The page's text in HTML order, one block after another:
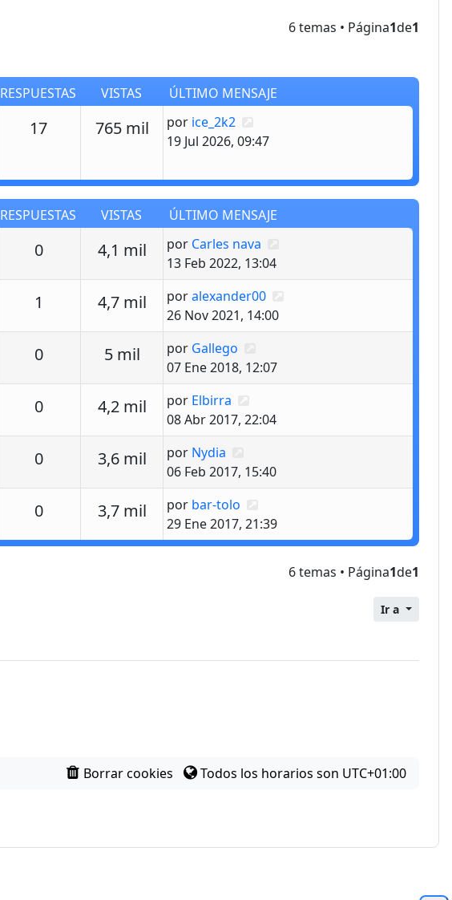
6 temas • Página1de1
RESPUESTAS VISTAS
ÚLTIMO MENSAJE
17Respuestas
765 milVistasÚltimo mensaje
por ice_2k2
19 Jul 2026, 09:47
RESPUESTAS VISTAS
ÚLTIMO MENSAJE
0Respuestas
4,1 milVistasÚltimo mensaje
por Carles nava
13 Feb 2022, 13:04
1 Respuestas
4,7 milVistasÚltimo mensaje
poralexander00
26 Nov 2021, 14:00
0Respuestas
5 milVistasÚltimo mensaje
por Gallego
07 Ene 2018, 12:07
0Respuestas
4,2 milVistasÚltimo mensaje
por Elbirra
08 Abr 2017, 22:04
0Respuestas
3,6 milVistasÚltimo mensaje
por Nydia
06 Feb 2017, 15:40
0Respuestas
3,7 milVistasÚltimo mensaje
por bar-tolo
29 Ene 2017, 21:39
6 temas • Página1de1
Ir a
Borrar cookies Todos los horarios son UTC+01:00